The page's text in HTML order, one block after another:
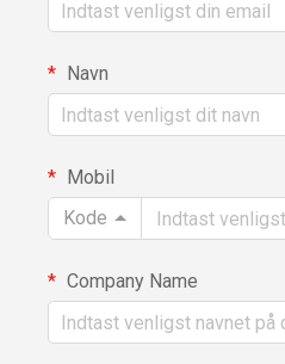
Navn
Mobil
Kode
Company Name